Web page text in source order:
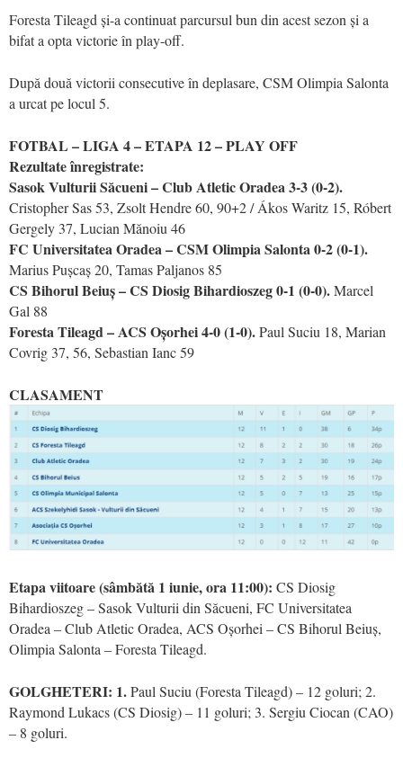
Foresta Tileagd și-a continuat parcursul bun din acest sezon și a
bifat a opta victorie în play-off.
După două victorii consecutive în deplasare, CSM Olimpia Salonta
a urcat pe locul 5.
FOTBAL – LIGA 4 – ETAPA 12 – PLAY OFF
Rezultate înregistrate:
Sasok Vulturii Săcueni – Club Atletic Oradea 3-3 (0-2).
Cristopher Sas 53, Zsolt Hendre 60, 90+2 / Ákos Waritz 15, Róbert
Gergely 37, Lucian Mănoiu 46
FC Universitatea Oradea – CSM Olimpia Salonta 0-2 (0-1).
Marius Pușcaș 20, Tamas Paljanos 85
CS Bihorul Beiuș – CS Diosig Bihardioszeg 0-1 (0-0).Marcel
Gal 88
Foresta Tileagd – ACS Oșorhei 4-0 (1-0).Paul Suciu 18, Marian
Covrig 37, 56, Sebastian Ianc 59
CLASAMENT
Etapa viitoare (sâmbătă 1 iunie, ora 11:00): CS Diosig
Bihardioszeg – Sasok Vulturii din Săcueni, FC Universitatea
Oradea – Club Atletic Oradea, ACS Oșorhei – CS Bihorul Beiuș,
Olimpia Salonta – Foresta Tileagd.
GOLGHETERI: 1.Paul Suciu (Foresta Tileagd) – 12 goluri; 2.
Raymond Lukacs (CS Diosig) – 11 goluri; 3. Sergiu Ciocan (CAO)
– 8 goluri.